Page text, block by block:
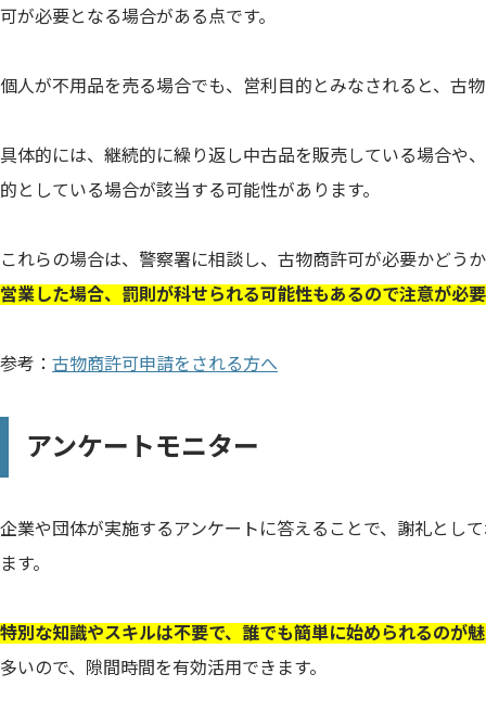
可が必要となる場合がある点です。
個人が不用品を売る場合でも、営利目的とみなされると、古
具体的には、継続的に繰り返し中古品を販売している場合や
的としている場合が該当する可能性があります。
これらの場合は、警察署に相談し、古物商許可が必要かどう
営業した場合、罰則が科せられる可能性もあるので注意が必要
参考： 古物商許可申請をされる方へ
アンケートモニター
企業や団体が実施するアンケートに答えることで、謝礼とし
ます。
特別な知識やスキルは不要で、誰でも簡単に始められるのが
多いので、隙間時間を有効活用できます。